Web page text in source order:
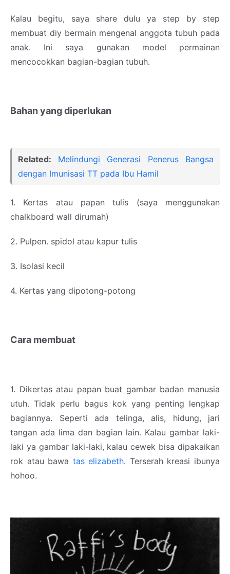
Kalau begitu, saya share dulu ya step by step
membuat diy bermain mengenal anggota tubuh pada
anak. Ini saya gunakan model permainan
mencocokkan bagian-bagian tubuh.
Bahan yang diperlukan
Related: Melindungi Generasi Penerus Bangsa
dengan Imunisasi TT pada Ibu Hamil
1. Kertas atau papan tulis (saya menggunakan
chalkboard wall dirumah)
2. Pulpen. spidol atau kapur tulis
3. Isolasi kecil
4. Kertas yang dipotong-potong
Cara membuat
1. Dikertas atau papan buat gambar badan manusia
utuh. Tidak perlu bagus kok yang penting lengkap
bagiannya. Seperti ada telinga, alis, hidung, jari
tangan ada lima dan bagian lain. Kalau gambar laki-
laki ya gambar laki-laki, kalau cewek bisa dipakaikan
rok atau bawa tas elizabeth. Terserah kreasi ibunya
hohoo.